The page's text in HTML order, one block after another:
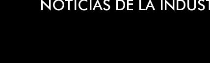
NOTICIAS DE LA